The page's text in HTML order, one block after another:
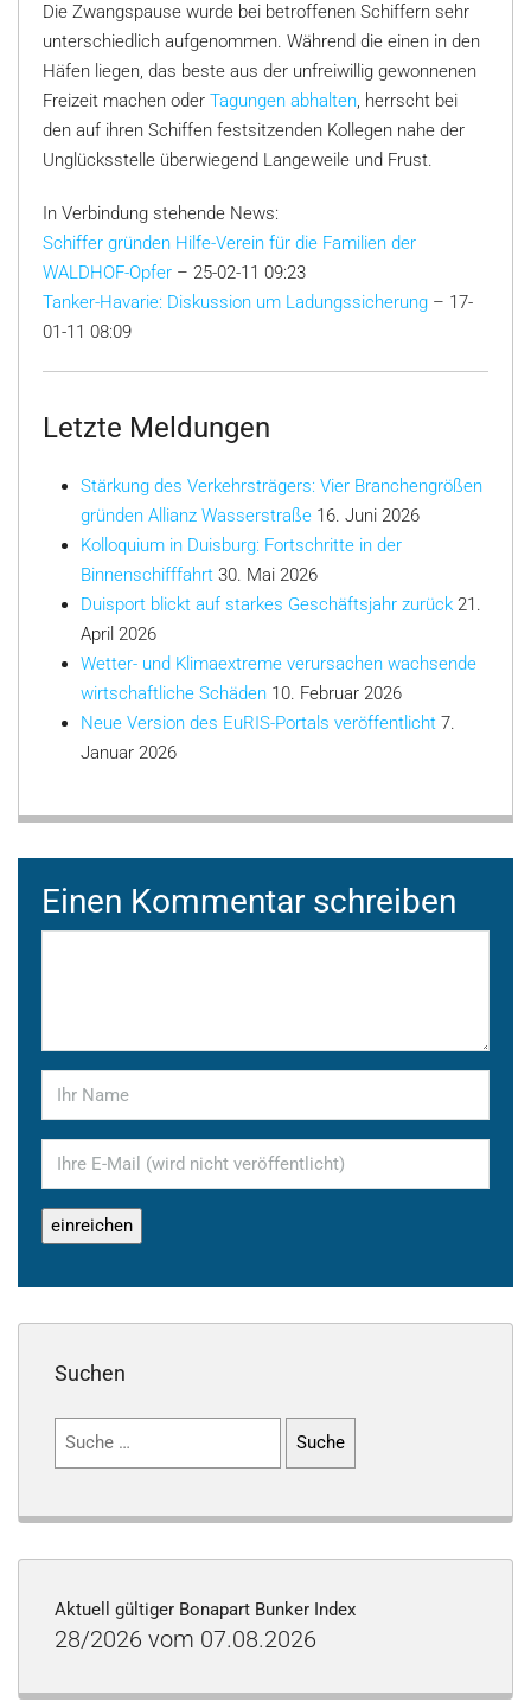
Die Zwangspause wurde bei betroffenen Schiffern sehr
unterschiedlich aufgenommen. Während die einen in den
Häfen liegen, das beste aus der unfreiwillig gewonnenen
Freizeit machen oder Tagungen abhalten, herrscht bei
den auf ihren Schiffen festsitzenden Kollegen nahe der
Unglücksstelle überwiegend Langeweile und Frust.
In Verbindung stehende News:
Schiffer gründen Hilfe-Verein für die Familien der
WALDHOF-Opfer – 25-02-11 09:23
Tanker-Havarie: Diskussion um Ladungssicherung – 17-
01-11 08:09
Letzte Meldungen
Stärkung des Verkehrsträgers: Vier Branchengrößen
gründen Allianz Wasserstraße 16. Juni 2026
Kolloquium in Duisburg: Fortschritte in der
Binnenschifffahrt 30. Mai 2026
Duisport blickt auf starkes Geschäftsjahr zurück 21.
April 2026
Wetter- und Klimaextreme verursachen wachsende
wirtschaftliche Schäden 10. Februar 2026
Neue Version des EuRIS-Portals veröffentlicht 7.
Januar 2026
Einen Kommentar schreiben
Suchen
Suchen
Aktuell gültiger Bonapart Bunker Index
28/2026 vom 07.08.2026